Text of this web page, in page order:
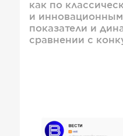
как по
и
показатели и
сравнении с